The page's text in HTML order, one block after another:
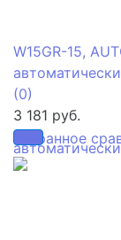
избранное
W15GR-15,
(0)
3 181 руб.